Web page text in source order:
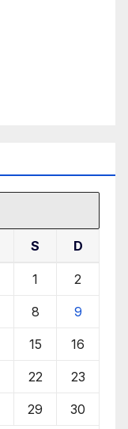
S D
1 2
8 9
15 16
22 23
29 30